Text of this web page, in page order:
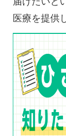
医療を提供